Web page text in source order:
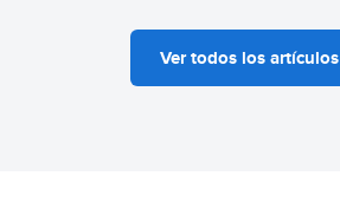
Ver todos los artículos